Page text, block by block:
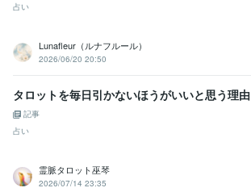
占い
Lunafleur（ルナフルール）
2026/06/20 20:50
タロットを毎日引かないほうがいいと思う理由
記事
占い
霊脈タロット巫琴
2026/07/14 23:35